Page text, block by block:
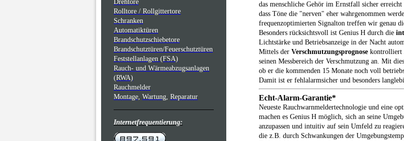
das menschliche Gehör im Ernstfall sicher
dass Töne die "nerven" eher wahrgenommen
frequenzoptimierten Signalton treffen wir genau
Besonders rücksichtsvoll ist Genius H durch die
Lichtstärke und Betriebsanzeige in der Nacht
Mittels der Verschmutzungsprognose kontrolliert
seinen Messbereich der Verschmutzung an. Mit
ob er die kommenden 15 Monate noch voll
Damit ist er fehlalarmsicher und besonders
Echt-Alarm-Garantie*
Neueste Rauchwarnmeldertechnologie und eine
machen es Genius H möglich, sich an seine
anzupassen und intuitiv auf sein Umfeld zu
die z.B. durch Schwankungen der
Drehtore
Rolltore / Rollgittertore
Schranken
Automatiktüren
Brandschutzschiebetore
Brandschutztüren/Feuerschutztüren
Feststellanlagen (FSA)
Rauch- und Wärmeabzugsanlagen
(RWA)
Rauchmelder
Montage, Wartung, Reparatur
Internetfrequentierung: